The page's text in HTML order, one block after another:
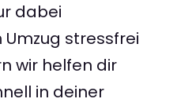
dabei
stressfrei
wir helfen dir
in deiner